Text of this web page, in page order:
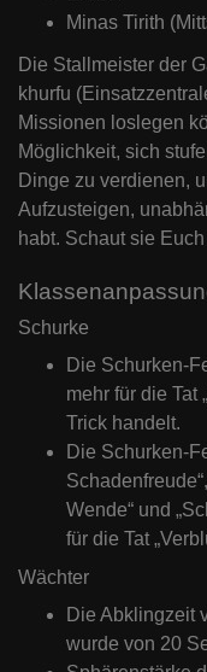
Minas Tirith
Die Stallmeister der
khurfu
Missionen loslegen
Möglichkeit, sich
Dinge zu verdienen,
Aufzusteigen,
habt. Schaut sie
Schurke
Die Schurken-
mehr für die Tat
Trick handelt.
Die Schurken-
Wende“ und
für die Tat
Wächter
Die Abklingzeit
wurde von 20